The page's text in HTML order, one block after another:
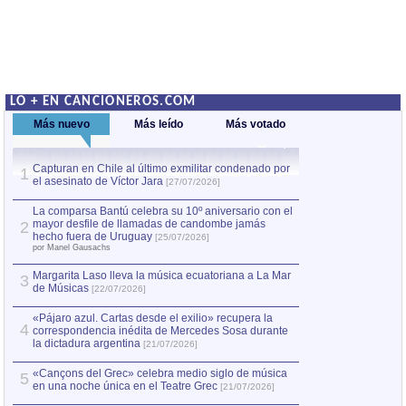
LO + EN CANCIONEROS.COM
Más nuevo Más leído Más votado
1 Capturan en Chile al último exmilitar condenado por
el asesinato de Víctor Jara [27/07/2026]
2
La comparsa Bantú celebra su 10º aniversario con el
mayor desfile de llamadas de candombe jamás
hecho fuera de Uruguay [25/07/2026]
por Manel Gausachs
3 Margarita Laso lleva la música ecuatoriana a La Mar
de Músicas [22/07/2026]
4
«Pájaro azul. Cartas desde el exilio» recupera la
correspondencia inédita de Mercedes Sosa durante
la dictadura argentina [21/07/2026]
5 «Cançons del Grec» celebra medio siglo de música
en una noche única en el Teatre Grec [21/07/2026]